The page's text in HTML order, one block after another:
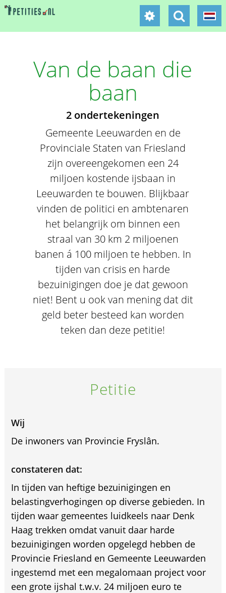
Van de baan die
baan
2 ondertekeningen
Gemeente Leeuwarden en de
Provinciale Staten van Friesland
zijn overeengekomen een 24
miljoen kostende ijsbaan in
Leeuwarden te bouwen. Blijkbaar
vinden de politici en ambtenaren
het belangrijk om binnen een
straal van 30 km 2 miljoenen
banen á 100 miljoen te hebben. In
tijden van crisis en harde
bezuinigingen doe je dat gewoon
niet! Bent u ook van mening dat dit
geld beter besteed kan worden
teken dan deze petitie!
Petitie
Wij
De inwoners van Provincie Fryslân.
constateren dat:
In tijden van heftige bezuinigingen en
belastingverhogingen op diverse gebieden. In
tijden waar gemeentes luidkeels naar Denk
Haag trekken omdat vanuit daar harde
bezuinigingen worden opgelegd hebben de
Provincie Friesland en Gemeente Leeuwarden
ingestemd met een megalomaan project voor
een grote ijshal t.w.v. 24 miljoen euro te